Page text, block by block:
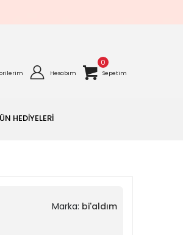
Hesabım
0
Sepetim
HEDİYELERİ
Marka: bi'aldım